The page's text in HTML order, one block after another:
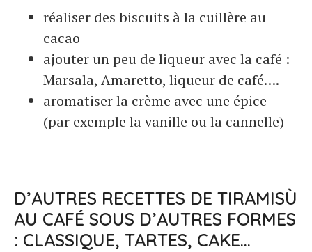
réaliser des biscuits à la cuillère au
cacao
ajouter un peu de liqueur avec la café :
Marsala, Amaretto, liqueur de café….
aromatiser la crème avec une épice
(par exemple la vanille ou la cannelle)
D’AUTRES RECETTES DE TIRAMISÙ
AU CAFÉ SOUS D’AUTRES FORMES
: CLASSIQUE, TARTES, CAKE…